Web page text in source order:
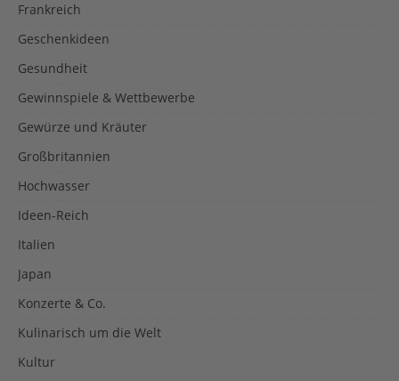
Frankreich
Geschenkideen
Gesundheit
Gewinnspiele & Wettbewerbe
Gewürze und Kräuter
Großbritannien
Hochwasser
Ideen-Reich
Italien
Japan
Konzerte & Co.
Kulinarisch um die Welt
Kultur